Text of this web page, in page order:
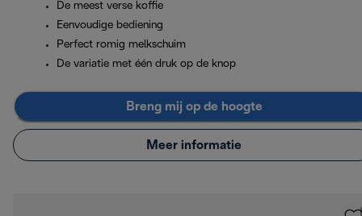
De meest verse koffie
Eenvoudige bediening
Perfect romig melkschuim
De variatie met één druk op de knop
Breng mij op de hoogte
Meer informatie